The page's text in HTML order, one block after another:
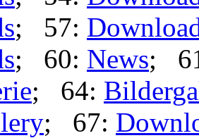
; 57:
; 60: News;
; 64:
; 67: